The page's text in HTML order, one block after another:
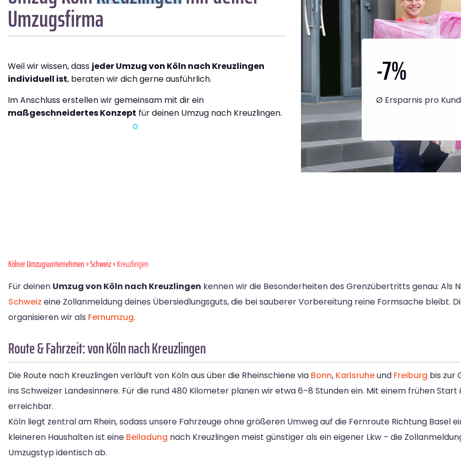
Umzugsfirma
Weil wir wissen, dass jeder Umzug von Köln nach Kreuzlingen
individuell ist, beraten wir dich gerne ausführlich.
Im Anschluss erstellen wir gemeinsam mit dir ein
maßgeschneidertes Konzept für deinen Umzug nach Kreuzlingen.
-7%
Ø Ersparnis pro
Kölner Umzugsunternehmen»Schweiz» Kreuzlingen
Für deinen Umzug von Köln nach Kreuzlingen kennen wir die Besonderheiten des Grenzübertritts genau: Als
Schweiz eine Zollanmeldung deines Übersiedlungsguts, die bei sauberer Vorbereitung reine Formsache bleibt.
organisieren wir als Fernumzug.
Route & Fahrzeit: von Köln nach Kreuzlingen
Die Route nach Kreuzlingen verläuft von Köln aus über die Rheinschiene via Bonn, Karlsruheund Freiburg bis zur
ins Schweizer Landesinnere. Für die rund 480 Kilometer planen wir etwa 6–8 Stunden ein. Mit einem frühen Start
erreichbar.
Köln liegt zentral am Rhein, sodass unsere Fahrzeuge ohne größeren Umweg auf die Fernroute Richtung Basel
kleineren Haushalten ist eine Beiladung nach Kreuzlingen meist günstiger als ein eigener Lkw – die
Umzugstyp identisch ab.